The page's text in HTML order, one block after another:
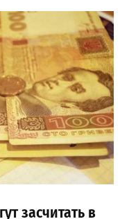
засчитать в